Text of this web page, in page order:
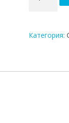
09HNF303/
Категория: